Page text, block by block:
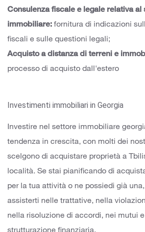
Consulenza fiscale e legale relativa al
immobiliare: fornitura di indicazioni
fiscali e sulle questioni legali;
Acquisto a distanza di terreni e
processo di acquisto dall'estero
Investimenti immobiliari in Georgia
Investire nel settore immobiliare
tendenza in crescita, con molti dei
scelgono di acquistare proprietà a
località. Se stai pianificando di
per la tua attività o ne possiedi già
assisterti nelle trattative, nella
nella risoluzione di accordi, nei mutui